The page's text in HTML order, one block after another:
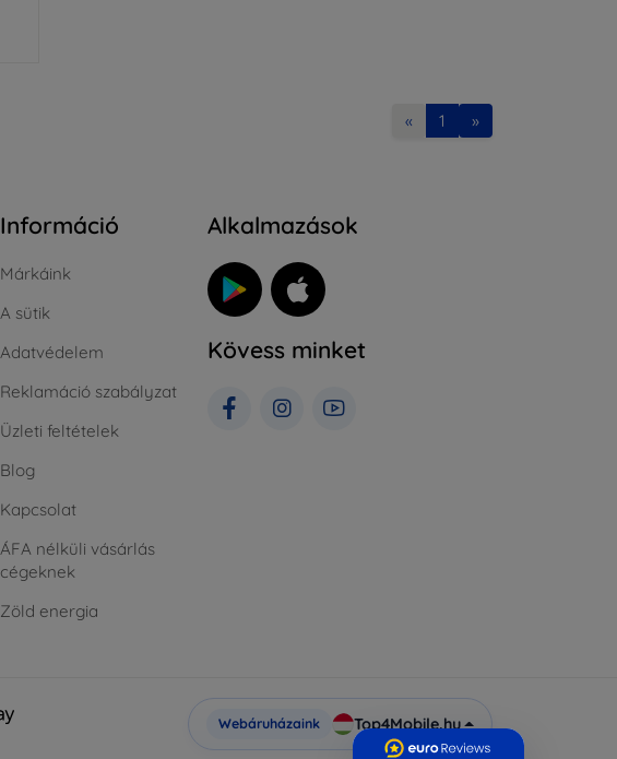
« 1 »
Információ
Márkáink
A sütik
Adatvédelem
Reklamáció szabályzat
Üzleti feltételek
Blog
Kapcsolat
ÁFA nélküli vásárlás
cégeknek
Zöld energia
Alkalmazások
Kövess minket
Webáruházaink Top4Mobile.hu